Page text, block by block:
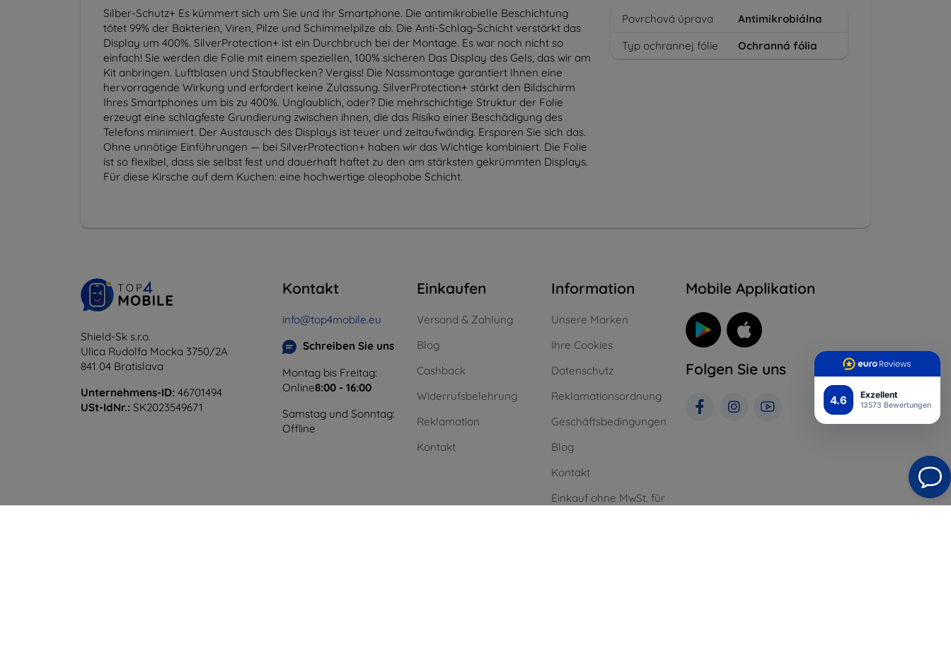
4.6 Exzellent
13573 Bewertungen
Silber-Schutz+ Es kümmert sich um Sie und Ihr Smartphone. Die antimikrobielle Beschichtung
tötet 99% der Bakterien, Viren, Pilze und Schimmelpilze ab. Die Anti-Schlag-Schicht verstärkt das
Display um 400%. SilverProtection+ ist ein Durchbruch bei der Montage. Es war noch nicht so
einfach! Sie werden die Folie mit einem speziellen, 100% sicheren Das Display des Gels, das wir am
Kit anbringen. Luftblasen und Staubflecken? Vergiss! Die Nassmontage garantiert Ihnen eine
hervorragende Wirkung und erfordert keine Zulassung. SilverProtection+ stärkt den Bildschirm
Ihres Smartphones um bis zu 400%. Unglaublich, oder? Die mehrschichtige Struktur der Folie
erzeugt eine schlagfeste Grundierung zwischen ihnen, die das Risiko einer Beschädigung des
Telefons minimiert. Der Austausch des Displays ist teuer und zeitaufwändig. Ersparen Sie sich das.
Ohne unnötige Einführungen — bei SilverProtection+ haben wir das Wichtige kombiniert. Die Folie
ist so flexibel, dass sie selbst fest und dauerhaft haftet zu den am stärksten gekrümmten Displays.
Für diese Kirsche auf dem Kuchen: eine hochwertige oleophobe Schicht.
Povrchová úprava
Antimikrobiálna
Typ ochrannej fólie
Ochranná fólia
Shield-Sk s.r.o.
Ulica Rudolfa Mocka 3750/2A
841 04 Bratislava
Unternehmens-ID: 46701494
USt-IdNr.: SK2023549671
Kontakt
info@top4mobile.eu
Schreiben Sie uns
Montag bis Freitag:
Online8:00 - 16:00
Samstag und Sonntag:
Offline
Einkaufen
Versand & Zahlung
Blog
Cashback
Widerrufsbelehrung
Reklamation
Kontakt
Information
Unsere Marken
Ihre Cookies
Datenschutz
Reklamationsordnung
Geschäftsbedingungen
Blog
Kontakt
Einkauf ohne MwSt. für
Mobile Applikation
Folgen Sie uns